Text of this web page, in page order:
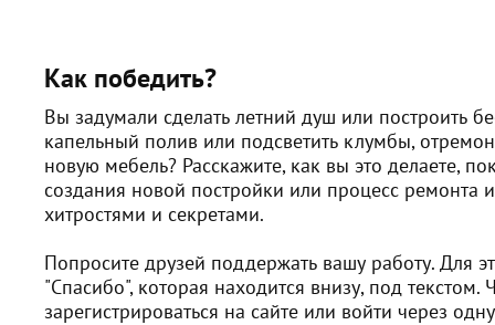
Как победить?
Вы задумали сделать летний душ или построить
капельный полив или подсветить клумбы,
новую мебель? Расскажите, как вы это делаете,
создания новой постройки или процесс ремонта
хитростями и секретами.
Попросите друзей поддержать вашу работу. Для
"Спасибо", которая находится внизу, под текстом.
зарегистрироваться на сайте или войти через